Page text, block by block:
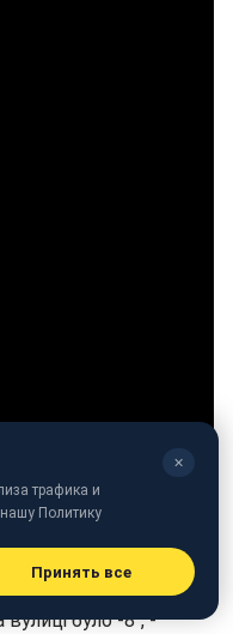
його не ремонтували
І це не дивно,
було -8", -
✕
трафика и
Политику
Принять все